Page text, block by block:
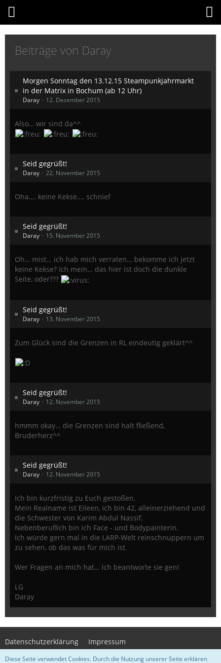
Beiträge von Daray
Morgen Sonntag den 13.12.15 Steampunkjahrmarkt
in der Matrix in Bochum (ab 12 Uhr)
Daray 12. Dezember 2015
Also… wir sind da^^
Seid gegrüßt!
Daray 22. November 2015
Oha…. keine Kekse…. schnief
Seid gegrüßt!
Daray 15. November 2015
Oh… mist… ich hab mich verraten… bekomme ich jetzt
keine Kekse? Ich mein… das hier ist doch die dunkle
Seite, oder???
Seid gegrüßt!
Daray 13. November 2015
Zum Glück sind die Grenzen in RL eindeutig geklärt^^
Seid gegrüßt!
Daray 12. November 2015
hmmm okay… die Grenzen sind halt fließend,
Bruderherz^^
Seid gegrüßt!
Daray 12. November 2015
Ich bin kurzfristig zu Euch gestoßen.
Mein Realname ist Eileen, ich bin 42, alleinerziehend und
die Schwester von Karim Abdul Nassif.
Nebenberuflich bin ich Face - und Bodypainterin.
Ich würde gern mal in die LARP-Welt reinschnuppern um
zu sehen, ob das was für mich ist.
Wer Fragen an mich hat… Ich beantworte sie gen!
LG
Daray
Datenschutzerklärung Impressum
Diese Seite verwendet Cookies. Durch die Nutzung unserer Seite erklären